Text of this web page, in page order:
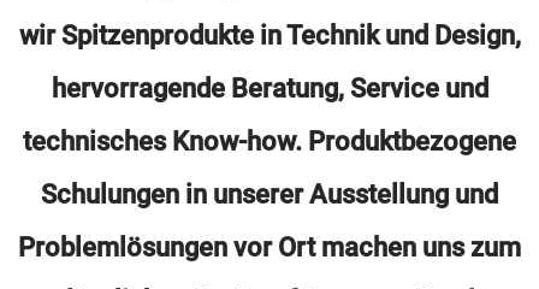
wir Spitzenprodukte in Technik und Design,
hervorragende Beratung, Service und
technisches Know-how. Produktbezogene
Schulungen in unserer Ausstellung und
Problemlösungen vor Ort machen uns zum